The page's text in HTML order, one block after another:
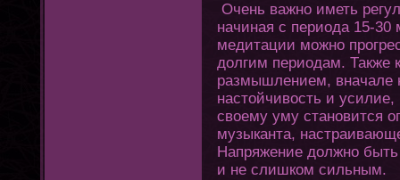
Очень важно иметь
начиная с периода 15-
медитации можно
долгим периодам. Также
размышлением, вначале
настοйчивость и усилие,
своему уму становится
музыканта,
Напряжение должно
и не слишком сильным.